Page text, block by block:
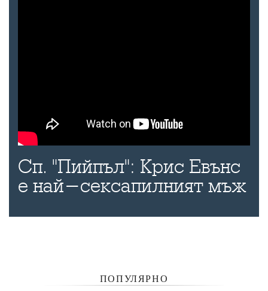
Сп. "Пийпъл": Крис Евънс
е най-сексапилният мъж
ПОПУЛЯРНО